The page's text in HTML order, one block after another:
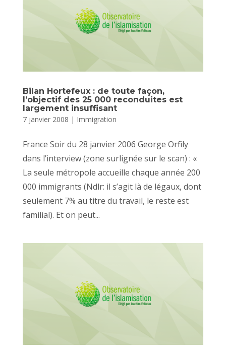
Bilan Hortefeux : de toute façon,
l’objectif des 25 000 reconduites est
largement insuffisant
7 janvier 2008 | Immigration
France Soir du 28 janvier 2006 George Orfily
dans l’interview (zone surlignée sur le scan) : «
La seule métropole accueille chaque année 200
000 immigrants (Ndlr: il s’agit là de légaux, dont
seulement 7% au titre du travail, le reste est
familial). Et on peut...